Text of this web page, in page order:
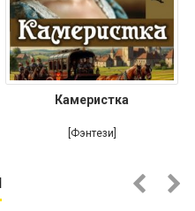
Камеристка
[Фэнтези]